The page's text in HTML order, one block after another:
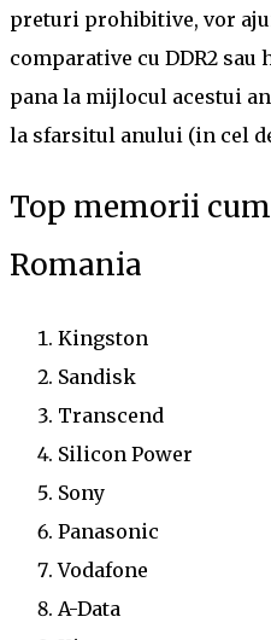
preturi prohibitive, vor
comparative cu DDR2
pana la mijlocul acestui
la sfarsitul anului (in cel
Top memorii
Romania
Kingston
Sandisk
Transcend
Silicon Power
Sony
Panasonic
Vodafone
A-Data